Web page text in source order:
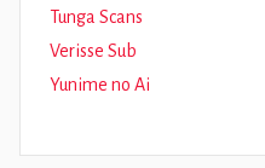
Tunga Scans
Verisse Sub
Yunime no Ai